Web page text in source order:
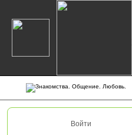
Войти